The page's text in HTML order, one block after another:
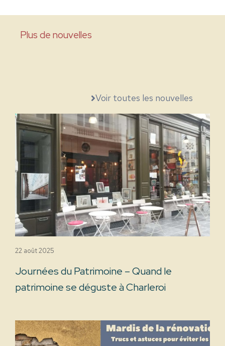
Plus de nouvelles
Voir toutes les nouvelles
22 août 2025
Journées du Patrimoine – Quand le
patrimoine se déguste à Charleroi